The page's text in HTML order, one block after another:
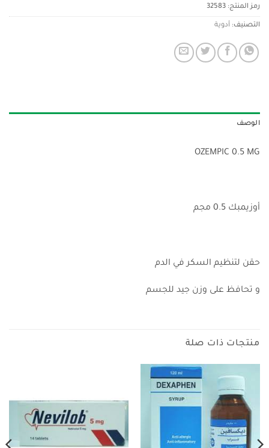
رمز المنتج: 32583
التصنيف: أدوية
الوصف
OZEMPIC 0.5 MG
أوزيمبك 0.5 مجم
حقن لتنظيم السكر في الدم
و تحافظ على وزن جيد للجسم
منتجات ذات صلة